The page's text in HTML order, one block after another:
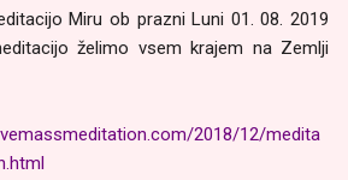
Miru ob prazni Luni 01. 08. 2019
želimo vsem krajem na Zemlji
2018/12/medita